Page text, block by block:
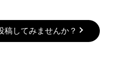
稿してみませんか？